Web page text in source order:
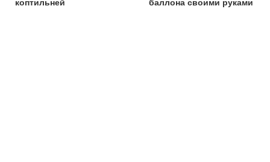
коптильней
баллона своими руками